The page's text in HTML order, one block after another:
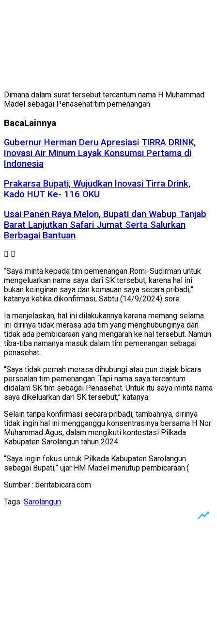
Dimana dalam surat tersebut tercantum nama H Muhammad
Madel sebagai Penasehat tim pemenangan.
BacaLainnya
Gubernur Herman Deru Apresiasi TIRRA DRINK,
Inovasi Air Minum Layak Konsumsi Pertama di
Indonesia
Prakarsa Bupati, Wujudkan Inovasi Tirra Drink,
Kado HUT Ke- 116 OKU
Usai Panen Raya Melon, Bupati dan Wabup Tanjab
Barat Lanjutkan Safari Jumat Serta Salurkan
Berbagai Bantuan
“Saya minta kepada tim pemenangan Romi-Sudirman untuk
mengeluarkan nama saya dari SK tersebut, karena hal ini
bukan keinginan saya dan kemauan saya secara pribadi,”
katanya ketika dikonfirmasi, Sabtu (14/9/2024) sore.
Ia menjelaskan, hal ini dilakukannya karena memang selama
ini dirinya tidak merasa ada tim yang menghubunginya dan
tidak ada pembicaraan yang mengarah ke hal tersebut. Namun
tiba-tiba namanya masuk dalam tim pemenangan sebagai
penasehat.
“Saya tidak pernah merasa dihubungi atau pun diajak bicara
persoalan tim pemenangan. Tapi nama saya tercantum
didalam SK tim sebagai Penasehat. Untuk itu saya minta nama
saya dikeluarkan dari SK tersebut,” katanya.
Selain tanpa konfirmasi secara pribadi, tambahnya, dirinya
tidak ingin hal ini mengganggu konsentrasinya bersama H Nor
Muhammad Agus, dalam mengikuti kontestasi Pilkada
Kabupaten Sarolangun tahun 2024.
“Saya ingin fokus untuk Pilkada Kabupaten Sarolangun
sebagai Bupati,” ujar HM Madel menutup pembicaraan.(
Sumber : beritabicara.com
Tags: Sarolangun